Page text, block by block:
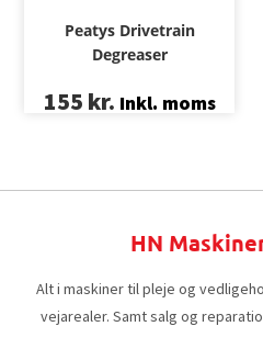
Peatys Drivetrain
Degreaser
155 kr. Inkl. moms
HN
Alt i maskiner til pleje og
vejarealer. Samt salg og